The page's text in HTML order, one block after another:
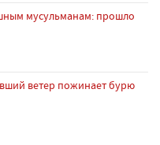
мусульманам: прошло
ветер пожинает бурю